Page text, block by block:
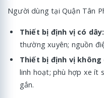
Người dùng tại Quận Tân
Thiết bị định vị có dây:
thường xuyên; nguồn
Thiết bị định vị không
linh hoạt; phù hợp xe ít
gắn.